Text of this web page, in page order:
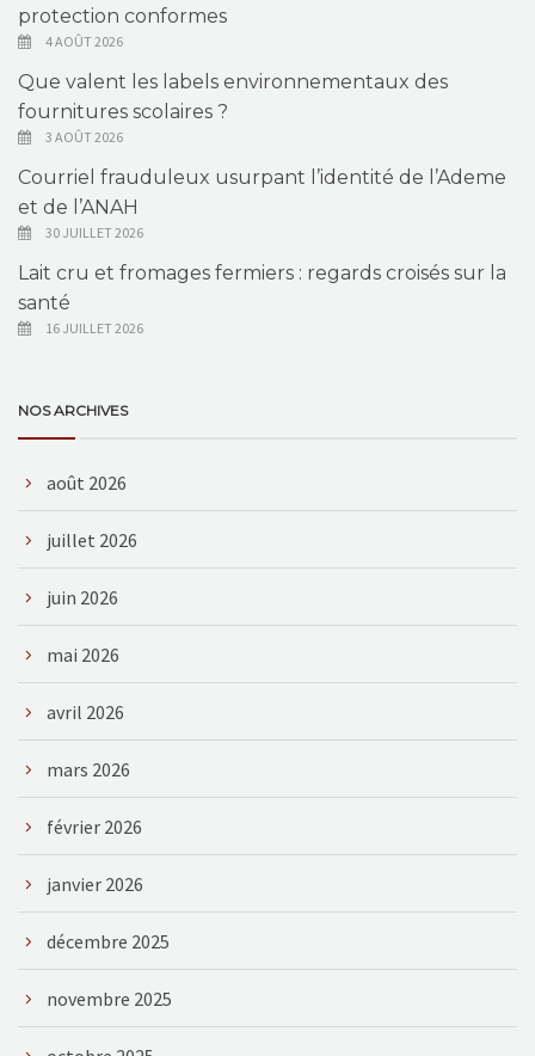
protection conformes
4 AOÛT 2026
Que valent les labels environnementaux des
fournitures scolaires ?
3 AOÛT 2026
Courriel frauduleux usurpant l’identité de l’Ademe
et de l’ANAH
30 JUILLET 2026
Lait cru et fromages fermiers : regards croisés sur la
santé
16 JUILLET 2026
NOS ARCHIVES
août 2026
juillet 2026
juin 2026
mai 2026
avril 2026
mars 2026
février 2026
janvier 2026
décembre 2025
novembre 2025